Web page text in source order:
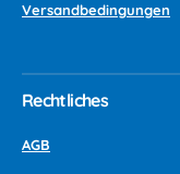
Versandbedingungen
Rechtliches
AGB